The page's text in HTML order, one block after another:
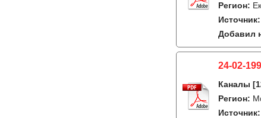
Регион:
Источник:
Добавил
24-02-
Каналы
Регион:
Источник: